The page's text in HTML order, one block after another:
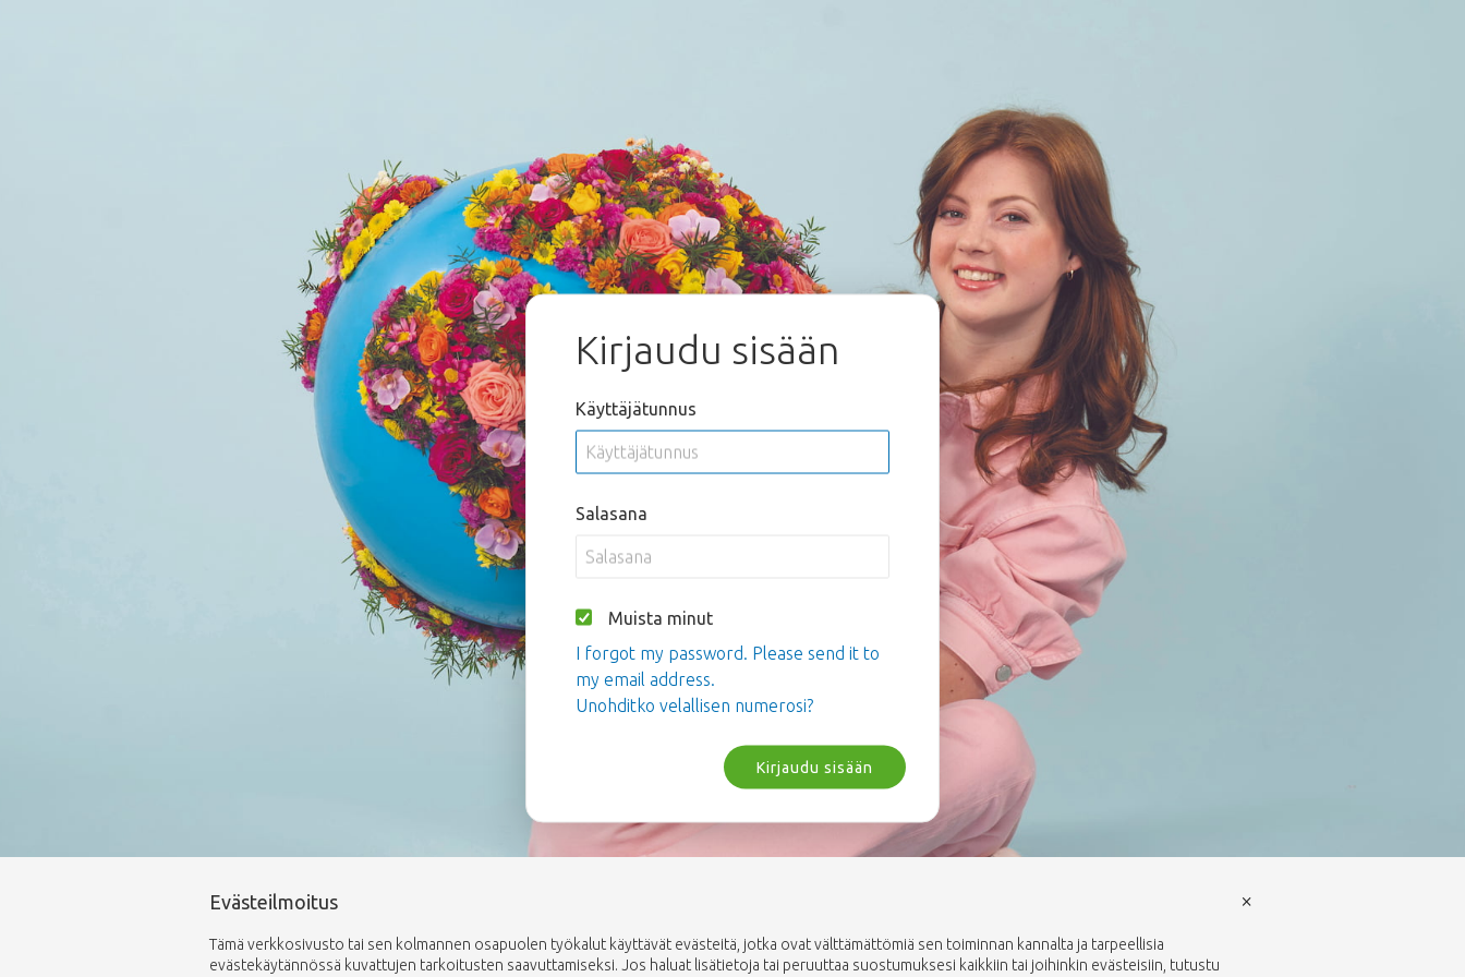
Kirjaudu sisään
Käyttäjätunnus
Salasana
Muista minut
I forgot my password. Please send it to
my email address.
Unohditko velallisen numerosi?
Kirjaudu sisään
Evästeilmoitus
Tämä verkkosivusto tai sen kolmannen osapuolen työkalut käyttävät evästeitä, jotka ovat välttämättömiä sen toiminnan kannalta ja tarpeellisia
evästekäytännössä kuvattujen tarkoitusten saavuttamiseksi. Jos haluat lisätietoja tai peruuttaa suostumuksesi kaikkiin tai joihinkin evästeisiin, tutustu
×